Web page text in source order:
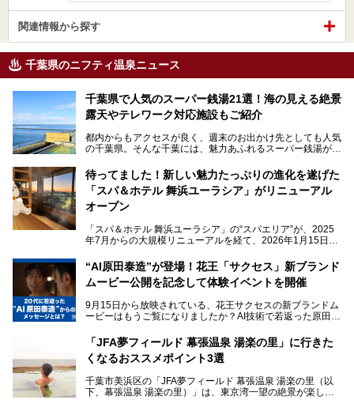
関連情報から探す
千葉県のニフティ温泉ニュース
千葉県で人気のスーパー銭湯21選！海の見える絶景
露天やテレワーク対応施設もご紹介
都内からもアクセスが良く、週末のお出かけ先としても人気
の千葉県。そんな千葉には、魅力あふれるスーパー銭湯がた
「サウナでしっかりととのいたい」「海が見える絶景で非日
常を味わいたい」「子連れでも気兼ねなく1日過ごした
い」。
そんな多様なニーズに応える施設が揃っているため、その日
の目的に合った施設がきっと見つかるはずです。
さらに最近では、24時間営業で深夜まで滞在できる施設
や、テレワーク・コワーキングスペースを備えた仕事もでき
るスパも増えており、ただの入浴施設にとどまらない進化を
本記事では、人気スーパー銭湯から絶景施設、コワーキング
スペースや休憩スペースが充実した施設、子連れファミリー
向けの施設など、目的に合わせたおすすめの施設を紹介しま
す。
ださい。
待ってました！新しい魅力たっぷりの進化を遂げた
「スパ＆ホテル 舞浜ユーラシア」がリニューアル
オープン
「スパ＆ホテル 舞浜ユーラシア」の“スパエリア”が、2025
年7月からの大規模リニューアルを経て、2026年1月15日
新設エリアや生まれ変わった浴場・サウナの魅力を、人気キ
ャラクター「ユーラシわん」と一緒にご紹介します。必見の
───
提供元：SPA＆HOTEL舞浜ユーラシア【PR】
です。
“AI原田泰造”が登場！花王「サクセス」新ブランド
ムービー公開を記念して体験イベントを開催
9月15日から放映されている、花王サクセスの新ブランドム
ービーはもうご覧になりましたか？AI技術で若返った原田泰
伝えるムービーです。公開を記念して、スパメッツァおおた
か竜泉寺の湯にて体験イベントを開催。花王サクセスの製品
が無料で試せるチャンスです！
提供元：花王株式会社【PR】
この記事は花王株式会社商品のPRレポート記事です。
「JFA夢フィールド 幕張温泉 湯楽の里」に行きた
くなるおススメポイント3選
千葉市美浜区の「JFA夢フィールド 幕張温泉 湯楽の里（以
下、幕張温泉 湯楽の里）」は、東京湾一望の絶景が楽しめ